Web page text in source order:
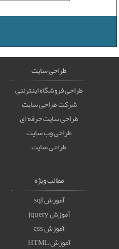
طراحی سایت
طراحی فروشگاه اینترنتی
شرکت طراحی سایت
طراحی سایت حرفه ای
طراحی وب سایت
طراحی سایت
مطالب ویژه
آموزش sql
آموزش jquery
آموزش css
آموزش HTML